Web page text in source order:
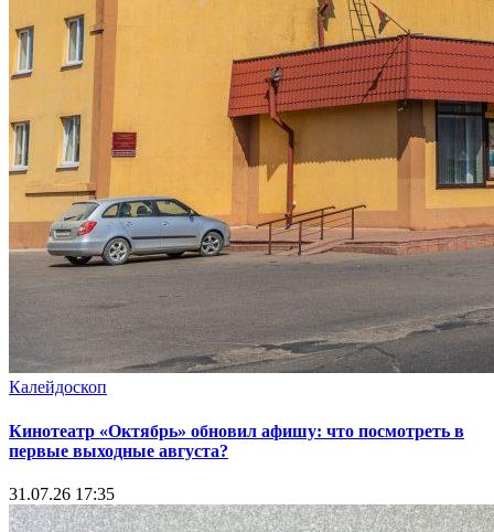
Калейдоскоп
Кинотеатр «Октябрь» обновил афишу: что посмотреть в
первые выходные августа?
31.07.26 17:35